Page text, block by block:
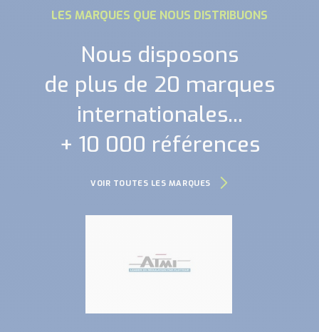
LES MARQUES QUE NOUS DISTRIBUONS
Nous disposons
de plus de 20 marques
internationales...
+ 10 000 références
VOIR TOUTES LES MARQUES